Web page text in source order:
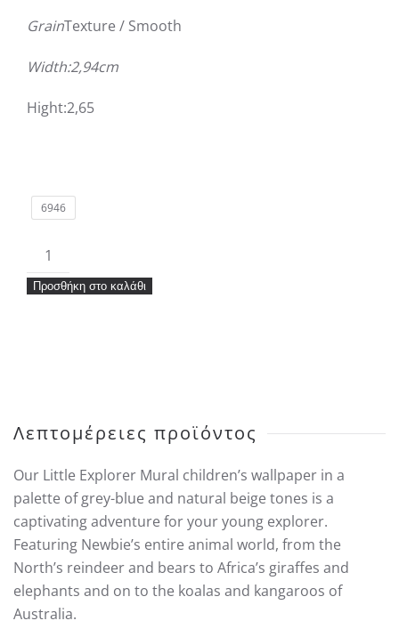
GrainTexture / Smooth
Width:2,94cm
Hight:2,65
6946
Ταπετσαρία
Borastapeter
Newbie
Προσθήκη στο καλάθι
Λεπτομέρειες προϊόντος
Our Little Explorer Mural children’s wallpaper in a
palette of grey-blue and natural beige tones is a
captivating adventure for your young explorer.
Featuring Newbie’s entire animal world, from the
North’s reindeer and bears to Africa’s giraffes and
elephants and on to the koalas and kangaroos of
Australia.